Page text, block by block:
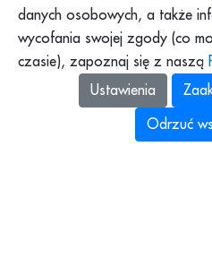
Platforma DOM
Platforma Pomagamy
Zbiórki Siepomaga
danych osobowych, a także
wycofania swojej zgody (co
czasie), zapoznaj się z naszą
Ustawienia
Odrzuć